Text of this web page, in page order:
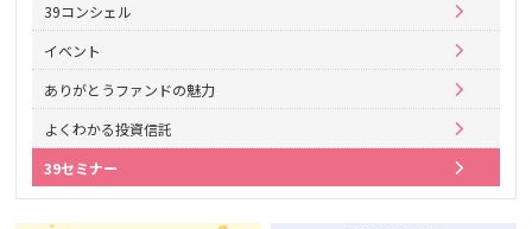
39コンシェル
イベント
ありがとうファンドの魅力
よくわかる投資信託
39セミナー